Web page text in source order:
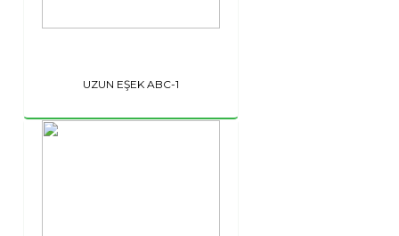
UZUN EŞEK ABC-1